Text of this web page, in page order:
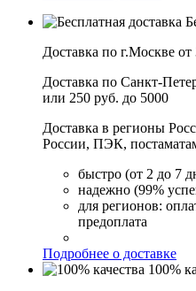
Доставка по г.Москве от
Доставка по Санкт-
или 250 руб. до 5000
Доставка в регионы
России, ПЭК,
быстро (от 2 до 7
надежно (99%
для регионов:
предоплата
Подробнее о доставке
100%